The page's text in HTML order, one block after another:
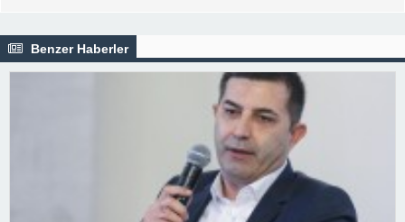
Benzer Haberler